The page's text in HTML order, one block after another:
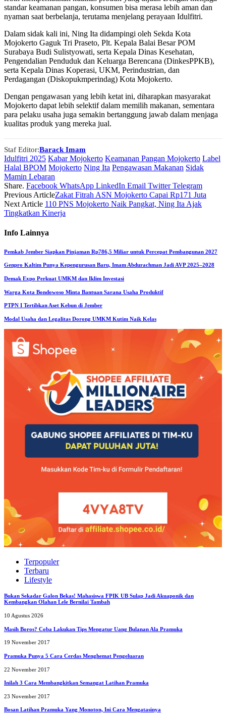
standar keamanan pangan, konsumen bisa merasa lebih aman dan
nyaman saat berbelanja, terutama menjelang perayaan Idulfitri.
Dalam sidak kali ini, Ning Ita didampingi oleh Sekda Kota
Mojokerto Gaguk Tri Praseto, Plt. Kepala Balai Besar POM
Surabaya Budi Sulistyowati, serta Kepala Dinas Kesehatan,
Pengendalian Penduduk dan Keluarga Berencana (DinkesPPKB),
serta Kepala Dinas Koperasi, UKM, Perindustrian, dan
Perdagangan (Diskopukmperindag) Kota Mojokerto.
Dengan pengawasan yang lebih ketat ini, diharapkan masyarakat
Mojokerto dapat lebih selektif dalam memilih makanan, sementara
para pelaku usaha juga semakin bertanggung jawab dalam menjaga
kualitas produk yang mereka jual.
Staf Editor:Barack Imam
Idulfitri 2025 Kabar Mojokerto Keamanan Pangan Mojokerto Label
Halal BPOM Mojokerto Ning Ita Pengawasan Makanan Sidak
Mamin Lebaran
Share. Facebook WhatsApp LinkedIn Email Twitter Telegram
Previous ArticleZakat Fitrah ASN Mojokerto Capai Rp171 Juta
Next Article 110 PNS Mojokerto Naik Pangkat, Ning Ita Ajak
Tingkatkan Kinerja
Info Lainnya
Pemkab Jember Siapkan Pinjaman Rp786,5 Miliar untuk Percepat Pembangunan 2027
Genpro Kaltim Punya Kepengurusan Baru, Imam Abdurachman Jadi AVP 2025–2028
Demak Expo Perkuat UMKM dan Iklim Investasi
Warga Kota Bondowoso Minta Bantuan Sarana Usaha Produktif
PTPN I Tertibkan Aset Kebun di Jember
Modal Usaha dan Legalitas Dorong UMKM Kutim Naik Kelas
Terpopuler
Terbaru
Lifestyle
Bukan Sekadar Galon Bekas! Mahasiswa FPIK UB Sulap Jadi Akuaponik dan
Kembangkan Olahan Lele Bernilai Tambah
10 Agustus 2026
Masih Boros? Coba Lakukan Tips Mengatur Uang Bulanan Ala Pramuka
19 November 2017
Pramuka Punya 5 Cara Cerdas Menghemat Pengeluaran
22 November 2017
Inilah 3 Cara Membangkitkan Semangat Latihan Pramuka
23 November 2017
Bosan Latihan Pramuka Yang Monoton, Ini Cara Mengatasinya